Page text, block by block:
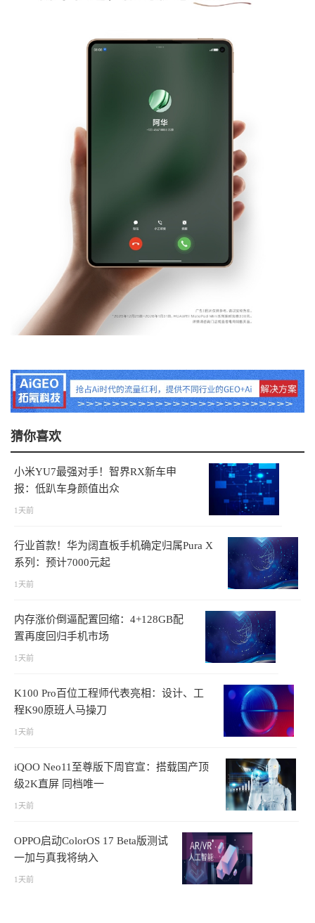
猜你喜欢
小米YU7最强对手！智界RX新车申
报：低趴车身颜值出众
1天前
行业首款！华为阔直板手机确定归属Pura X
系列：预计7000元起
1天前
内存涨价倒逼配置回缩：4+128GB配
置再度回归手机市场
1天前
K100 Pro百位工程师代表亮相：设计、工
程K90原班人马操刀
1天前
iQOO Neo11至尊版下周官宣：搭载国产顶
级2K直屏 同档唯一
1天前
OPPO启动ColorOS 17 Beta版测试
一加与真我将纳入
1天前